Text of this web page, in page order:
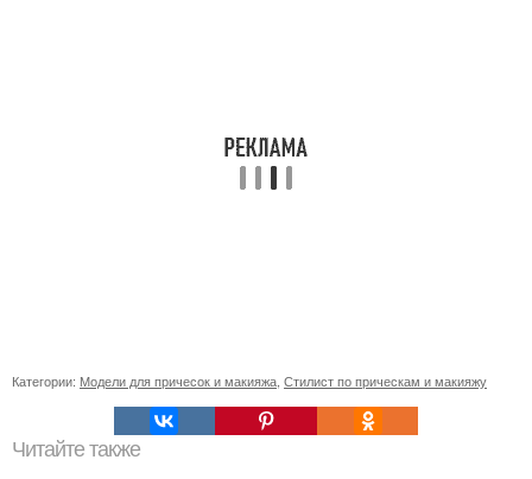
Категории: Модели для причесок и макияжа Стилист по прическам и макияжу
Читайте также